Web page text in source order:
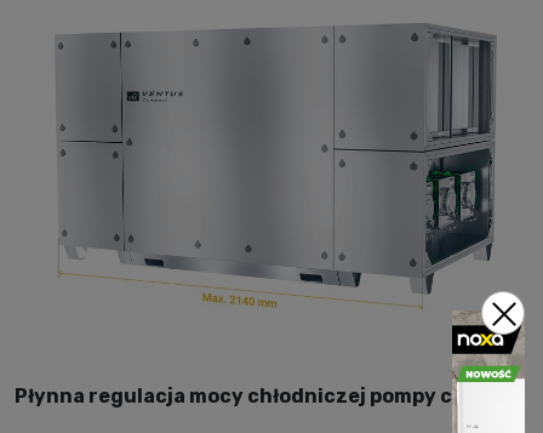
Płynna regulacja mocy chłodniczej pompy ciepła